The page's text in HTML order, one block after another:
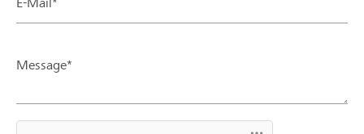
Message*